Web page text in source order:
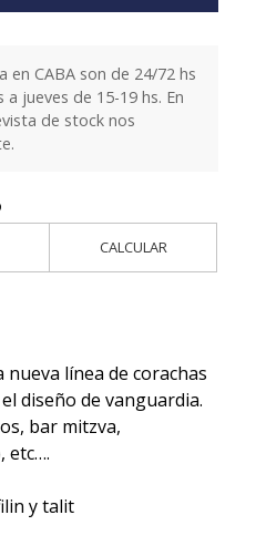
en CABA son de 24/72 hs
jueves de 15-19 hs. En
de stock nos
CALCULAR
línea de corachas
diseño de vanguardia.
bar mitzva,
etc….
y talit